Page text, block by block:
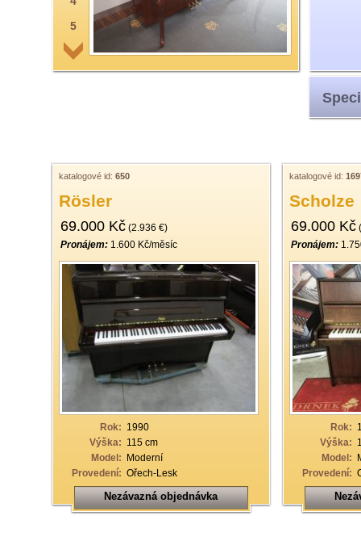
5
6
7
11
12
13
14
15
16
17
18
23
24
katalogové id: 650
Rösler
69.000 Kč (2.936 €)
Pronájem: 1.600 Kč/měsíc
Rok: 1990
Výška: 115 cm
Model: Moderní
Provedení: Ořech-Lesk
Nezávazná objednávka
katalogové id:
Scholze
69.000 Kč
Pronájem:
Rok:
Výška:
Model:
Provedení: